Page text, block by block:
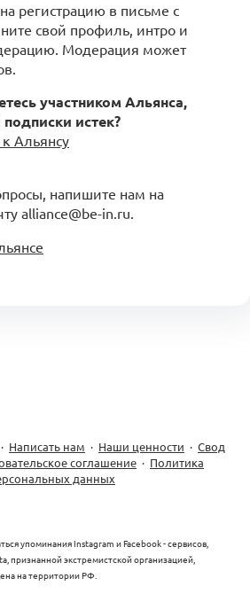
регистрацию в письме с
свой профиль, интро и
Модерация может
участником Альянса,
истек?
Альянсу
напишите нам на
alliance@be-in.ru.
· Написать нам · Наши ценности · Свод
соглашение · Политика
данных
упоминания Instagram и Facebook - сервисов,
признанной экстремистской организацией,
на территории РФ.